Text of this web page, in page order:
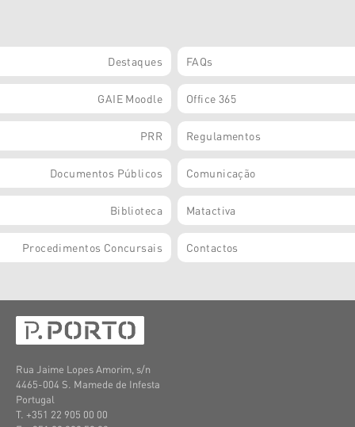
Destaques FAQs
GAIE Moodle Office 365
PRR Regulamentos
Documentos Públicos Comunicação
Biblioteca Matactiva
Procedimentos Concursais Contactos
Rua Jaime Lopes Amorim, s/n
4465-004 S. Mamede de Infesta
Portugal
T. +351 22 905 00 00